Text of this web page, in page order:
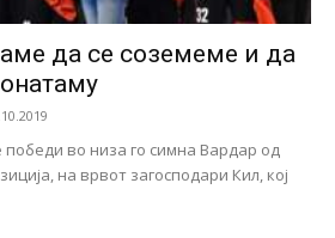
да се соземеме и да
во низа го симна Вардар од
на врвот загосподари Кил, кој